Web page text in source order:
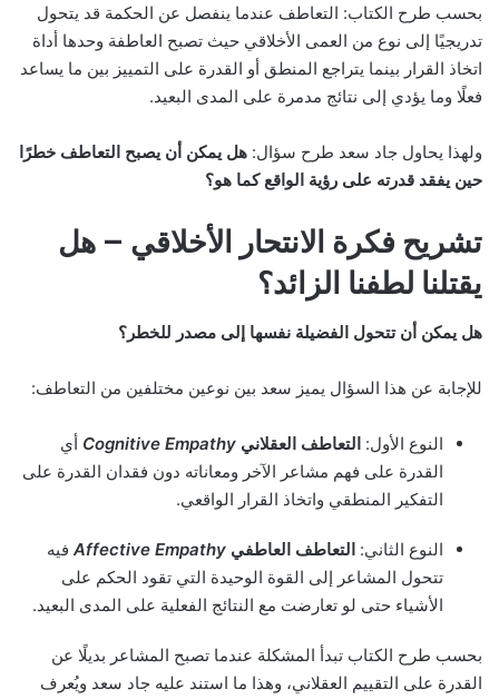
بحسب طرح الكتاب: التعاطف عندما ينفصل عن الحكمة قد يتحول
تدريجيًا إلى نوع من العمى الأخلاقي حيث تصبح العاطفة وحدها أداة
اتخاذ القرار بينما يتراجع المنطق أو القدرة على التمييز بين ما يساعد
فعلًا وما يؤدي إلى نتائج مدمرة على المدى البعيد.
ولهذا يحاول جاد سعد طرح سؤال: هل يمكن أن يصبح التعاطف خطرًا
حين يفقد قدرته على رؤية الواقع كما هو؟
تشريح فكرة الانتحار الأخلاقي – هل
يقتلنا لطفنا الزائد؟
هل يمكن أن تتحول الفضيلة نفسها إلى مصدر للخطر؟
للإجابة عن هذا السؤال يميز سعد بين نوعين مختلفين من التعاطف:
النوع الأول: التعاطف العقلاني
أي
القدرة على فهم مشاعر الآخر ومعاناته دون فقدان القدرة على
التفكير المنطقي واتخاذ القرار الواقعي.
النوع الثاني: التعاطف العاطفي Affective Empathy فيه
تتحول المشاعر إلى القوة الوحيدة التي تقود الحكم على
الأشياء حتى لو تعارضت مع النتائج الفعلية على المدى البعيد.
بحسب طرح الكتاب تبدأ المشكلة عندما تصبح المشاعر بديلًا عن
القدرة على التقييم العقلاني، وهذا ما استند عليه جاد سعد ويُعرف